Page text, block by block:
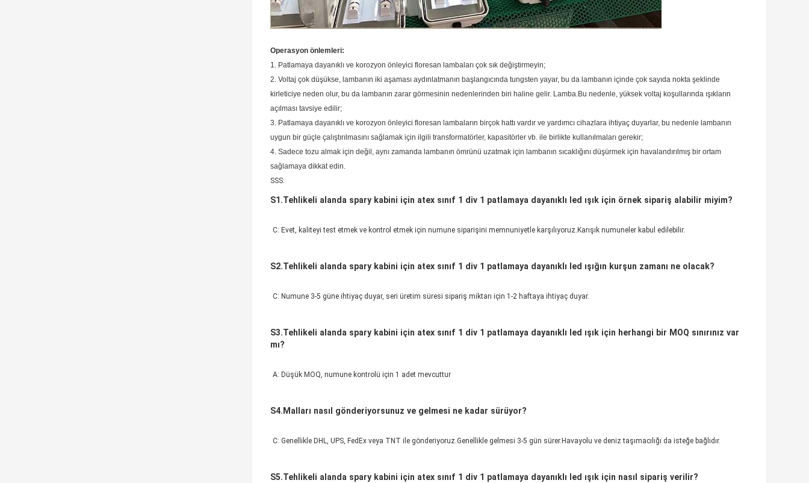
Operasyon önlemleri:
1. Patlamaya dayanıklı ve korozyon önleyici floresan lambaları çok sık değiştirmeyin;
2. Voltaj çok düşükse, lambanın iki aşaması aydınlatmanın başlangıcında tungsten yayar, bu da lambanın içinde çok sayıda nokta şeklinde
kirleticiye neden olur, bu da lambanın zarar görmesinin nedenlerinden biri haline gelir. Lamba.Bu nedenle, yüksek voltaj koşullarında ışıkların
açılması tavsiye edilir;
3. Patlamaya dayanıklı ve korozyon önleyici floresan lambaların birçok hattı vardır ve yardımcı cihazlara ihtiyaç duyarlar, bu nedenle lambanın
uygun bir güçle çalıştırılmasını sağlamak için ilgili transformatörler, kapasitörler vb. ile birlikte kullanılmaları gerekir;
4. Sadece tozu almak için değil, aynı zamanda lambanın ömrünü uzatmak için lambanın sıcaklığını düşürmek için havalandırılmış bir ortam
sağlamaya dikkat edin.
SSS:
S1.Tehlikeli alanda spary kabini için atex sınıf 1 div 1 patlamaya dayanıklı led ışık için örnek sipariş alabilir miyim?
C: Evet, kaliteyi test etmek ve kontrol etmek için numune siparişini memnuniyetle karşılıyoruz.Karışık numuneler kabul edilebilir.
S2.Tehlikeli alanda spary kabini için atex sınıf 1 div 1 patlamaya dayanıklı led ışığın kurşun zamanı ne olacak?
C: Numune 3-5 güne ihtiyaç duyar, seri üretim süresi sipariş miktarı için 1-2 haftaya ihtiyaç duyar.
S3.Tehlikeli alanda spary kabini için atex sınıf 1 div 1 patlamaya dayanıklı led ışık için herhangi bir MOQ sınırınız var
mı?
A: Düşük MOQ, numune kontrolü için 1 adet mevcuttur
S4.Malları nasıl gönderiyorsunuz ve gelmesi ne kadar sürüyor?
C: Genellikle DHL, UPS, FedEx veya TNT ile gönderiyoruz.Genellikle gelmesi 3-5 gün sürer.Havayolu ve deniz taşımacılığı da isteğe bağlıdır.
S5.Tehlikeli alanda spary kabini için atex sınıf 1 div 1 patlamaya dayanıklı led ışık için nasıl sipariş verilir?